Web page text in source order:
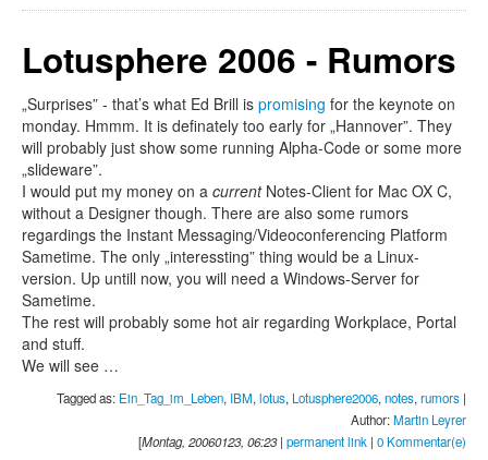
Lotusphere 2006 - Rumors
„Surprises” - that’s what Ed Brill is promising for the keynote on
monday. Hmmm. It is definately too early for „Hannover”. They
will probably just show some running Alpha-Code or some more
„slideware”.
I would put my money on a currentNotes-Client for Mac OX C,
without a Designer though. There are also some rumors
regardings the Instant Messaging/Videoconferencing Platform
Sametime. The only „interessting” thing would be a Linux-
version. Up untill now, you will need a Windows-Server for
Sametime.
The rest will probably some hot air regarding Workplace, Portal
and stuff.
We will see …
Tagged as: Ein_Tag_im_Leben, IBM,lotus, Lotusphere2006,notes,rumors |
Author:Martin Leyrer
[Montag, 20060123, 06:23| permanent link | 0 Kommentar(e)